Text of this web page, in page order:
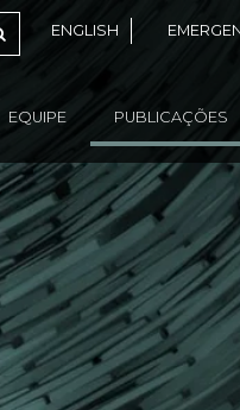
ENGLISH
EQUIPE PUBLICAÇÕES